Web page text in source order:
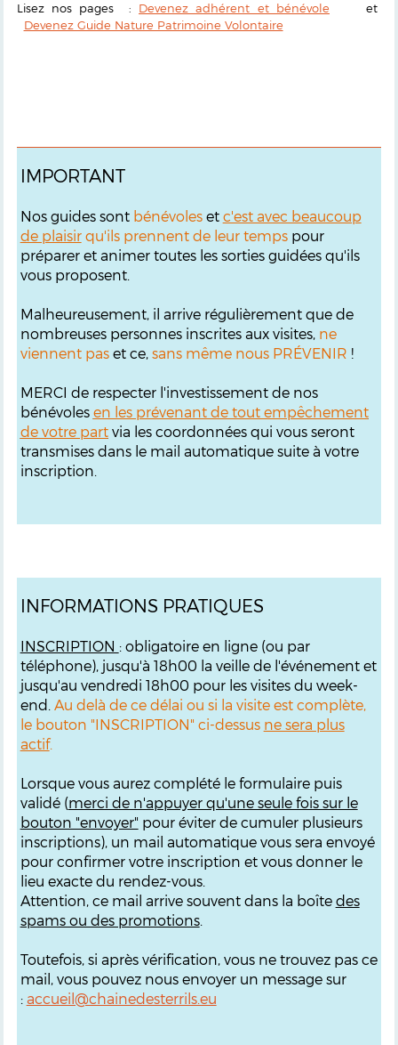
Lisez nos pages : Devenez adhérent et bénévole et
Devenez Guide Nature Patrimoine Volontaire
IMPORTANT
Nos guides sont bénévoleset c'est avec beaucoup
de plaisirqu'ils prennent de leur tempspour
préparer et animer toutes les sorties guidées qu'ils
vous proposent.
Malheureusement, il arrive régulièrement que de
nombreuses personnes inscrites aux visites, ne
viennent paset ce, sans même nous PRÉVENIR !
MERCI de respecter l'investissement de nos
bénévoles en les prévenant de tout empêchement
de votre partvia les coordonnées qui vous seront
transmises dans le mail automatique suite à votre
inscription.
INFORMATIONS PRATIQUES
INSCRIPTION : obligatoire en ligne (ou par
téléphone), jusqu'à 18h00 la veille de l'événement et
jusqu'au vendredi 18h00 pour les visites du week-
end. Au delà de ce délai ou si la visite est complète,
le bouton "INSCRIPTION" ci-dessus ne sera plus
actif.
Lorsque vous aurez complété le formulaire puis
validé (merci de n'appuyer qu'une seule fois sur le
bouton "envoyer" pour éviter de cumuler plusieurs
inscriptions), un mail automatique vous sera envoyé
pour confirmer votre inscription et vous donner le
lieu exacte du rendez-vous.
Attention, ce mail arrive souvent dans la boîte des
spams ou des promotions.
Toutefois, si après vérification, vous ne trouvez pas ce
mail, vous pouvez nous envoyer un message sur
: accueil@chainedesterrils.eu